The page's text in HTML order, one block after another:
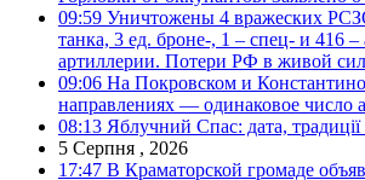
09:59 Уничтожены 4 вражеских
танка, 3 ед. броне-, 1 – спец- и 416
артиллерии. Потери РФ в живой
09:06 На Покровском и
направлениях — одинаковое число
08:13 Яблучний Спас: дата,
5 Серпня , 2026
17:47 В Краматорской громаде